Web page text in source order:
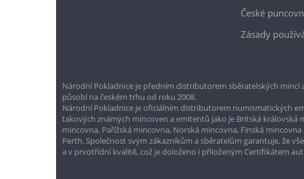
České
Zásady
Národní Pokladnice je předním distributorem sběratelských mincí
působí na českém trhu od roku 2008.
Národní Pokladnice je oficiálním distributorem numismatických
takových známých mincoven a emitentů jako je Britská královská
mincovna, Pařížská mincovna, Norská mincovna, Finská
Perth. Společnost svým zákazníkům a sběratelům garantuje, že
a v prvotřídní kvalitě, což je doloženo i přiloženým Certifikátem